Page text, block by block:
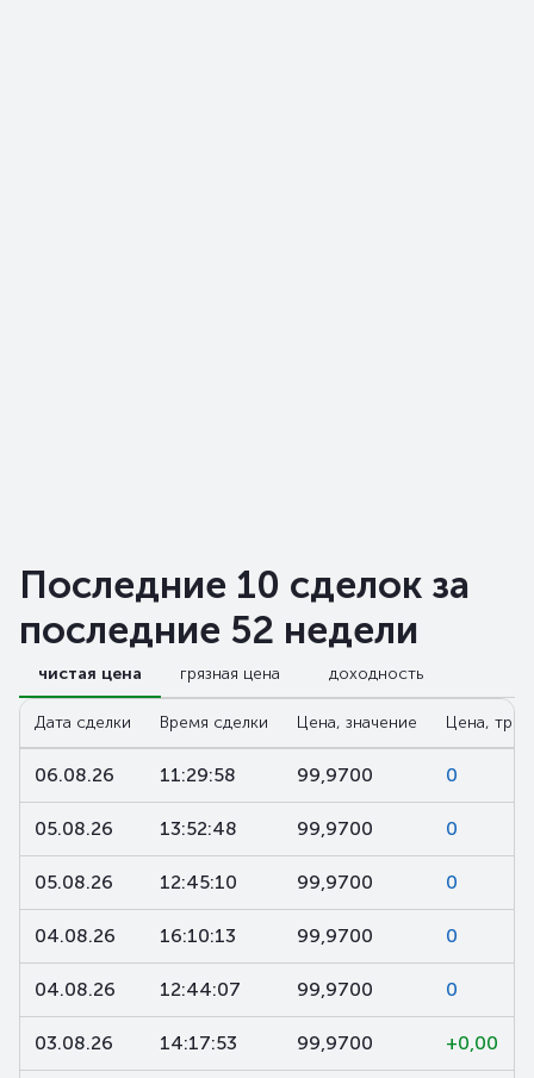
Последние 10 сделок за
последние 52 недели
чистая цена грязная цена доходность
Дата сделки Время сделки Цена, значение Цена,
06.08.26 11:29:58 99,9700 0
05.08.26 13:52:48 99,9700 0
05.08.26 12:45:10 99,9700 0
04.08.26 16:10:13 99,9700 0
04.08.26 12:44:07 99,9700 0
03.08.26 14:17:53 99,9700 +0,00